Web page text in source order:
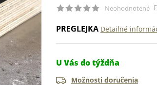
Neohodnotené
PREGLEJKA Detailné
U Vás do týždňa
Možnosti doručenia